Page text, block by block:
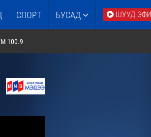
СПОРТ БУСАД ШУУД
100.9